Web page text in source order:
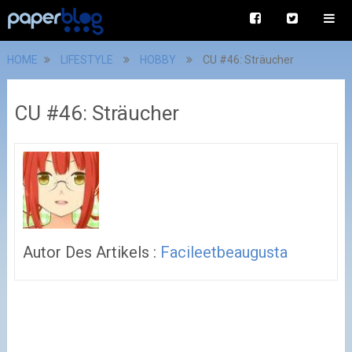
HOME LIFESTYLE HOBBY CU #46: Sträucher
CU #46: Sträucher
Autor Des Artikels : Facileetbeaugusta